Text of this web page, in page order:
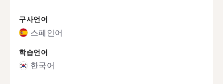
구사언어
스페인어
학습언어
한국어